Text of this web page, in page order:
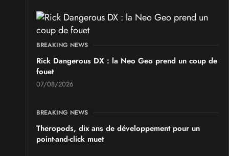
BREAKING NEWS
Rick Dangerous DX : la Neo Geo prend un coup de
fouet
07/08/2026
BREAKING NEWS
Theropods, dix ans de développement pour un
point-and-click muet